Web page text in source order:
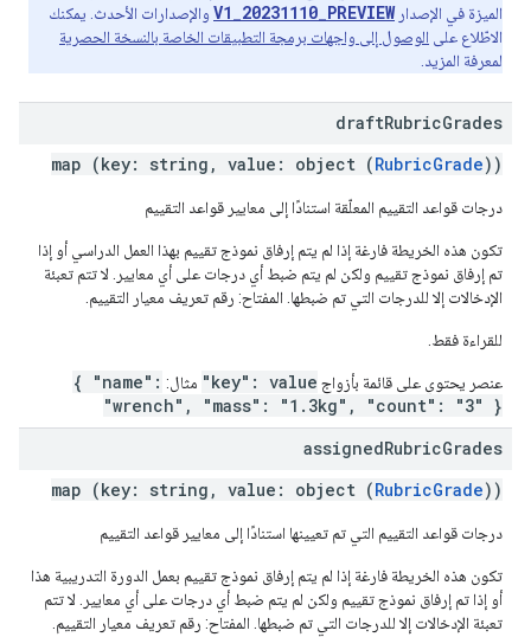
الميزة في الإصدارV1_20231110_PREVIEW والإصدارات الأحدث. يمكنك
الاطّلاع على الوصول إلى واجهات برمجة التطبيقات الخاصة بالنسخة الحصرية
لمعرفة المزيد.
draftRubricGrades
map (key: string, value: object (RubricGrade))
درجات قواعد التقييم المعلّقة استنادًا إلى معايير قواعد التقييم
تكون هذه الخريطة فارغة إذا لم يتم إرفاق نموذج تقييم بهذا العمل الدراسي أو إذا
تم إرفاق نموذج تقييم ولكن لم يتم ضبط أي درجات على أي معايير. لا تتم تعبئة
الإدخالات إلا للدرجات التي تم ضبطها. المفتاح: رقم تعريف معيار التقييم.
للقراءة فقط.
عنصر يحتوي على قائمة بأزواج "key": value مثال: { "name":
"wrench", "mass": "1.3kg", "count": "3" }
assignedRubricGrades
map (key: string, value: object (RubricGrade))
درجات قواعد التقييم التي تم تعيينها استنادًا إلى معايير قواعد التقييم
تكون هذه الخريطة فارغة إذا لم يتم إرفاق نموذج تقييم بعمل الدورة التدريبية هذا
أو إذا تم إرفاق نموذج تقييم ولكن لم يتم ضبط أي درجات على أي معايير. لا تتم
تعبئة الإدخالات إلا للدرجات التي تم ضبطها. المفتاح: رقم تعريف معيار التقييم.